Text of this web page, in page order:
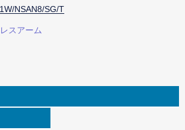
NSAN8/SG/T
スアーム